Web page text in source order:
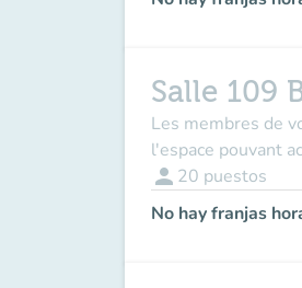
Salle 109
Les membres de
l'espace pouvant
person 20 puestos
No hay franjas